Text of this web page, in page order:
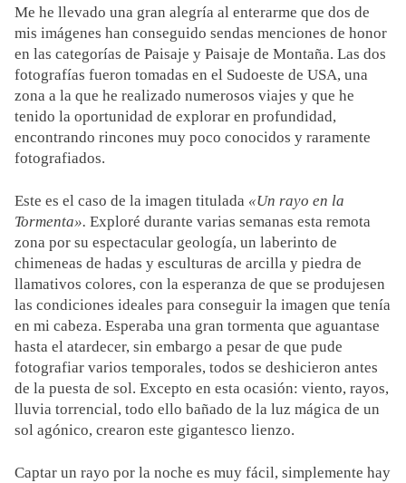
Me he llevado una gran alegría al enterarme que dos de
mis imágenes han conseguido sendas menciones de honor
en las categorías de Paisaje y Paisaje de Montaña. Las dos
fotografías fueron tomadas en el Sudoeste de USA, una
zona a la que he realizado numerosos viajes y que he
tenido la oportunidad de explorar en profundidad,
encontrando rincones muy poco conocidos y raramente
fotografiados.
Este es el caso de la imagen titulada «Un rayo en la
Tormenta». Exploré durante varias semanas esta remota
zona por su espectacular geología, un laberinto de
chimeneas de hadas y esculturas de arcilla y piedra de
llamativos colores, con la esperanza de que se produjesen
las condiciones ideales para conseguir la imagen que tenía
en mi cabeza. Esperaba una gran tormenta que aguantase
hasta el atardecer, sin embargo a pesar de que pude
fotografiar varios temporales, todos se deshicieron antes
de la puesta de sol. Excepto en esta ocasión: viento, rayos,
lluvia torrencial, todo ello bañado de la luz mágica de un
sol agónico, crearon este gigantesco lienzo.
Captar un rayo por la noche es muy fácil, simplemente hay